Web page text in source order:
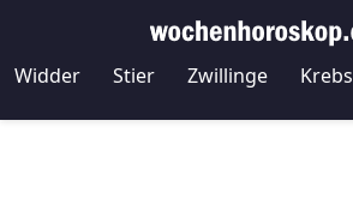
Widder Stier Zwillinge Krebs